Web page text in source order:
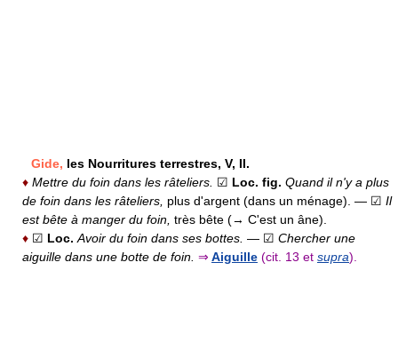
Gide, les Nourritures terrestres, V, II.
♦ Mettre du foin dans les râteliers. ☑ Loc. fig. Quand il n'y a plus
de foin dans les râteliers, plus d'argent (dans un ménage). — ☑ Il
est bête à manger du foin, très bête (→ C'est un âne).
♦ ☑ Loc. Avoir du foin dans ses bottes. — ☑ Chercher une
aiguille dans une botte de foin. ⇒ Aiguille (cit. 13 et supra).